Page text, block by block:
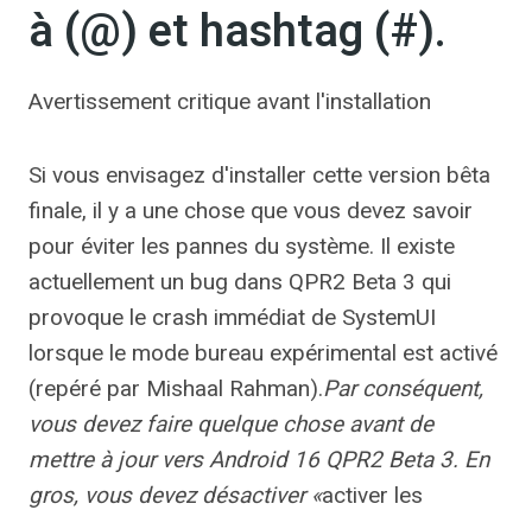
à (@) et hashtag (#).
Avertissement critique avant l'installation
Si vous envisagez d'installer cette version bêta
finale, il y a une chose que vous devez savoir
pour éviter les pannes du système. Il existe
actuellement un bug dans QPR2 Beta 3 qui
provoque le crash immédiat de SystemUI
lorsque le mode bureau expérimental est activé
(repéré par Mishaal Rahman).Par conséquent,
vous devez faire quelque chose avant de
mettre à jour vers Android 16 QPR2 Beta 3. En
gros, vous devez désactiver «activer les